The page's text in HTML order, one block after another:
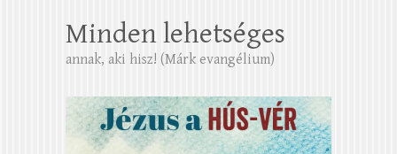
Minden lehetséges
annak, aki hisz! (Márk evangélium)